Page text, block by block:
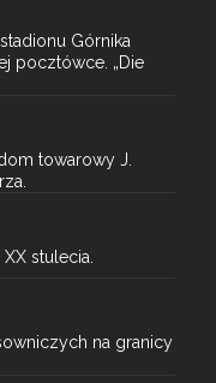
Górnika
pocztówce. „Die
towarowy J.
stulecia.
na granicy